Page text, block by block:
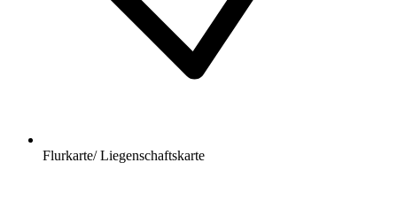
Flurkarte/ Liegenschaftskarte